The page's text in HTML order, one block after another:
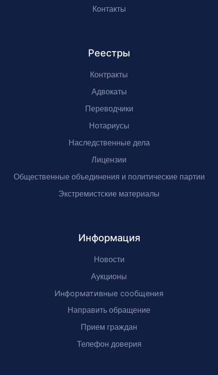
Контакты
Реестры
Контракты
Адвокаты
Переводчики
Нотариусы
Наследственные дела
Лицензии
Общественные объединения и политические партии
Экстремистские материалы
Информация
Новости
Аукционы
Информативные сообщения
Направить обращение
Прием граждан
Телефон доверия